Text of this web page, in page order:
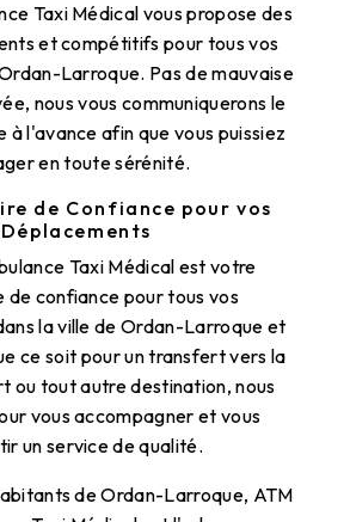
Taxi Médical vous propose des
et compétitifs pour tous vos
Larroque. Pas de mauvaise
nous vous communiquerons le
à l'avance afin que vous puissiez
en toute sérénité.
de Confiance pour vos
Déplacements
Taxi Médical est votre
de confiance pour tous vos
la ville de Ordan-Larroque et
ce soit pour un transfert vers la
ou tout autre destination, nous
vous accompagner et vous
un service de qualité.
de Ordan-Larroque, ATM